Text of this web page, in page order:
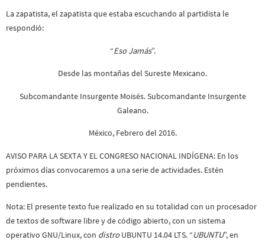
La zapatista, el zapatista que estaba escuchando al partidista le
respondió:
“Eso Jamás”.
Desde las montañas del Sureste Mexicano.
Subcomandante Insurgente Moisés. Subcomandante Insurgente
Galeano.
México, Febrero del 2016.
AVISO PARA LA SEXTA Y EL CONGRESO NACIONAL INDÍGENA: En los
próximos días convocaremos a una serie de actividades. Estén
pendientes.
Nota: El presente texto fue realizado en su totalidad con un procesador
de textos de software libre y de código abierto, con un sistema
operativo GNU/Linux, con distro UBUNTU 14.04 LTS. “UBUNTU”, en